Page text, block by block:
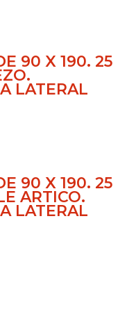
90 X 190. 25
LATERAL
90 X 190. 25
ARTICO.
LATERAL